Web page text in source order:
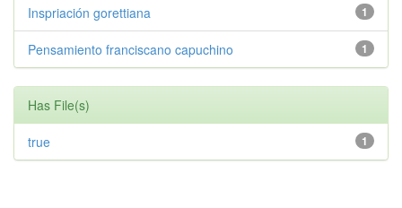
1
Inspriación gorettiana
1
Pensamiento franciscano capuchino
Has File(s)
1
true